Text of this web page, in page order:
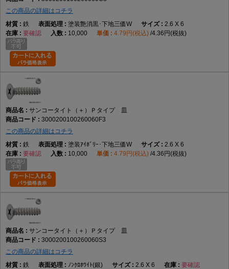
この商品の詳細はコチラ
鉄
塗装艶消黒･下地三価W
2.6 X 6
要確認
10,000 4.79円(税込) 4.36円(税抜)
サンコータイト（＋）Ｐタイプ 皿
3000200100260060F3
この商品の詳細はコチラ
鉄
塗装ｱｲﾎﾞﾘｰ･下地三価W
2.6 X 6
要確認
10,000 4.79円(税込) 4.36円(税抜)
サンコータイト（＋）Ｐタイプ 皿
3000200100260060S3
この商品の詳細はコチラ
鉄
ﾉﾝｸﾛﾎﾜｲﾄ(銀) 2.6 X 6
要確認